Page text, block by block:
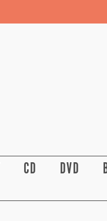
CD DVD